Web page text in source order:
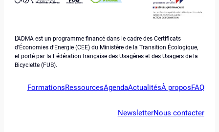
L’ADMA est un programme financé dans le cadre des Certificats
d’Économies d’Energie (CEE) du Ministère de la Transition Écologique,
et porté par la Fédération française des Usagères et des Usagers de la
Bicyclette (FUB).
FormationsRessourcesAgendaActualitésÀ proposFAQ
NewsletterNous contacter